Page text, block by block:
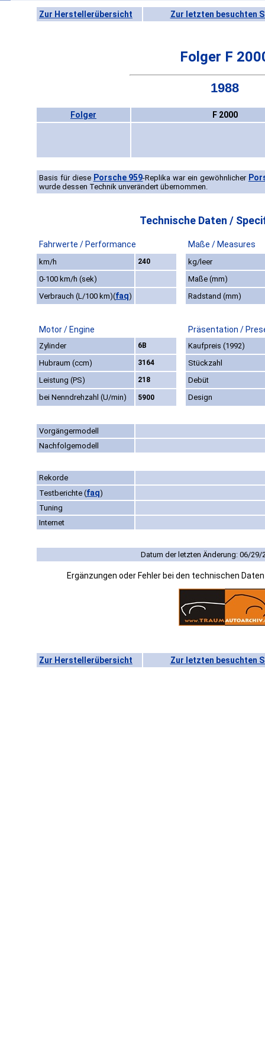
Zur Herstellerübersicht Zur letzten besuchten
Folger F
1988
Folger F 2000
Basis für diese Porsche 959-Replika war ein gewöhnlicher
wurde dessen Technik unverändert übernommen.
Technische Daten /
Fahrwerte / Performance Maße / Measures
km/h 240
kg/leer
0-100 km/h (sek)
Maße (mm)
Verbrauch (L/100 km)(faq) Radstand (mm)
Motor / Engine Präsentation /
Zylinder 6B
Kaufpreis (1992)
Hubraum (ccm)
3164
Stückzahl
Leistung (PS)
218
Debüt
bei Nenndrehzahl (U/min)
5900 Design
Vorgängermodell
Nachfolgemodell
Rekorde
Testberichte (faq)
Tuning
Internet
Datum der letzten Änderung: 06/29/
Ergänzungen oder Fehler bei den technischen
Zur Herstellerübersicht Zur letzten besuchten